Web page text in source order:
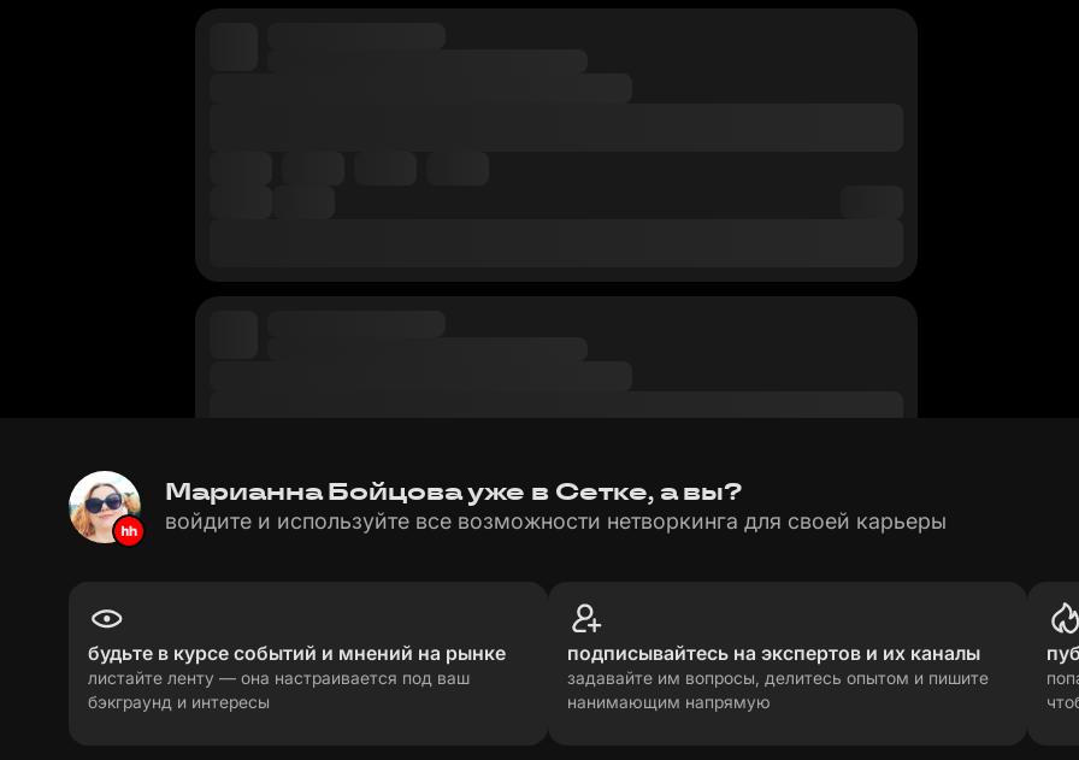
Марианна Бойцова уже в Сетке, а вы?
войдите и используйте все возможности нетворкинга для своей карьеры
будьте в курсе событий и мнений на рынке
листайте ленту — она настраивается под ваш
бэкграунд и интересы
подписывайтесь на экспертов и их каналы
задавайте им вопросы, делитесь опытом и пишите
нанимающим напрямую